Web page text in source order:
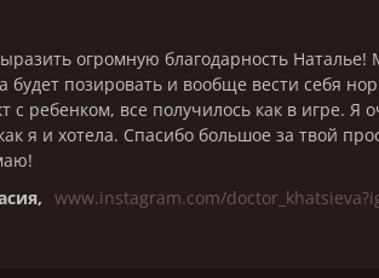
огромную благодарность
будет позировать и вообще вести себя
с ребенком, все получилось как в игре. Я
я и хотела. Спасибо большое за твой